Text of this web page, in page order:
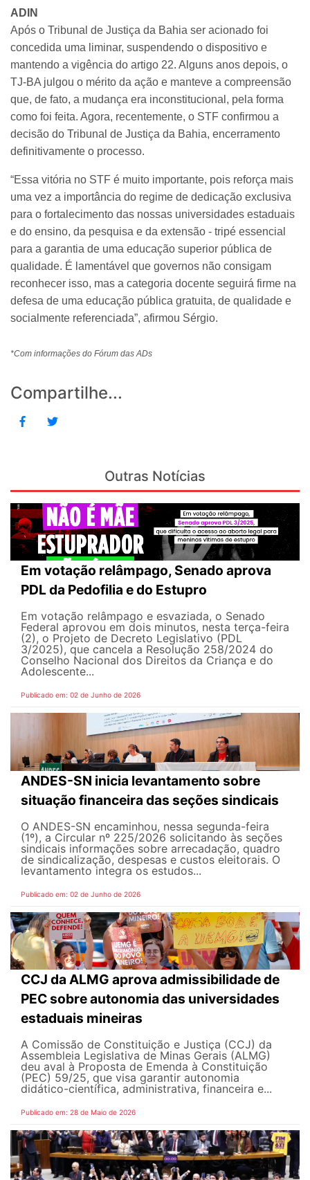
ADIN
Após o Tribunal de Justiça da Bahia ser acionado foi
concedida uma liminar, suspendendo o dispositivo e
mantendo a vigência do artigo 22. Alguns anos depois, o
TJ-BA julgou o mérito da ação e manteve a compreensão
que, de fato, a mudança era inconstitucional, pela forma
como foi feita. Agora, recentemente, o STF confirmou a
decisão do Tribunal de Justiça da Bahia, encerramento
definitivamente o processo.
“Essa vitória no STF é muito importante, pois reforça mais
uma vez a importância do regime de dedicação exclusiva
para o fortalecimento das nossas universidades estaduais
e do ensino, da pesquisa e da extensão - tripé essencial
para a garantia de uma educação superior pública de
qualidade. É lamentável que governos não consigam
reconhecer isso, mas a categoria docente seguirá firme na
defesa de uma educação pública gratuita, de qualidade e
socialmente referenciada”, afirmou Sérgio.
*Com informações do Fórum das ADs
Compartilhe...
Outras Notícias
Em votação relâmpago, Senado aprova
PDL da Pedofilia e do Estupro
Em votação relâmpago e esvaziada, o Senado
Federal aprovou em dois minutos, nesta terça-feira
(2), o Projeto de Decreto Legislativo (PDL
3/2025), que cancela a Resolução 258/2024 do
Conselho Nacional dos Direitos da Criança e do
Adolescente...
Publicado em: 02 de Junho de 2026
ANDES-SN inicia levantamento sobre
situação financeira das seções sindicais
O ANDES-SN encaminhou, nessa segunda-feira
(1º), a Circular nº 225/2026 solicitando às seções
sindicais informações sobre arrecadação, quadro
de sindicalização, despesas e custos eleitorais. O
levantamento integra os estudos...
Publicado em: 02 de Junho de 2026
CCJ da ALMG aprova admissibilidade de
PEC sobre autonomia das universidades
estaduais mineiras
A Comissão de Constituição e Justiça (CCJ) da
Assembleia Legislativa de Minas Gerais (ALMG)
deu aval à Proposta de Emenda à Constituição
(PEC) 59/25, que visa garantir autonomia
didático-científica, administrativa, financeira e...
Publicado em: 28 de Maio de 2026